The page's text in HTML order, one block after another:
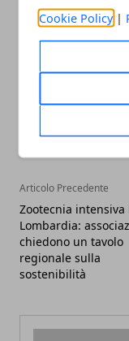
Cookie Policy |
Facebook
Twitter
Articolo Precedente
Zootecnia intensiva
Lombardia:
chiedono un tavolo
regionale sulla
sostenibilità